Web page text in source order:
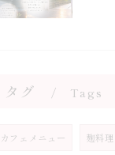
タグ Tags
カフェメニュー 麹料理